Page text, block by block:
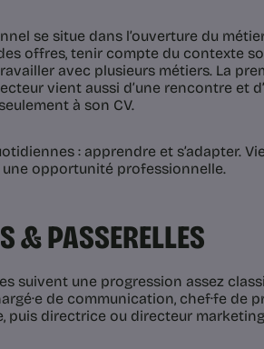
se situe dans l’ouverture du
offres, tenir compte du contexte
avec plusieurs métiers. La
vient aussi d’une rencontre et
à son CV.
: apprendre et s’adapter.
opportunité professionnelle.
& PASSERELLES
suivent une progression assez
de communication, chef·fe de
puis directrice ou directeur